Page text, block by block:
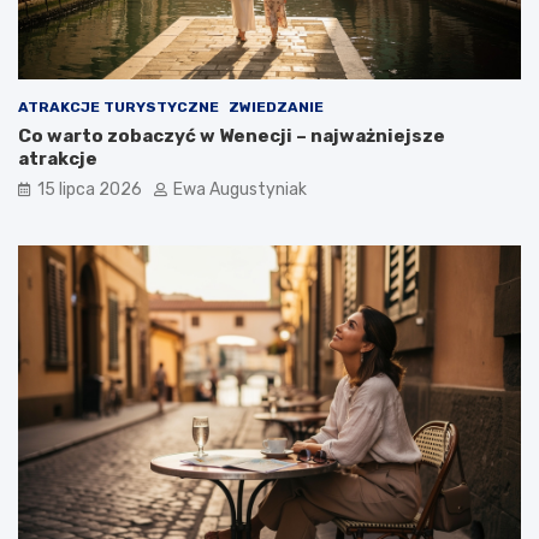
ATRAKCJE TURYSTYCZNE ZWIEDZANIE
Co warto zobaczyć w Wenecji – najważniejsze
atrakcje
15 lipca 2026 Ewa Augustyniak